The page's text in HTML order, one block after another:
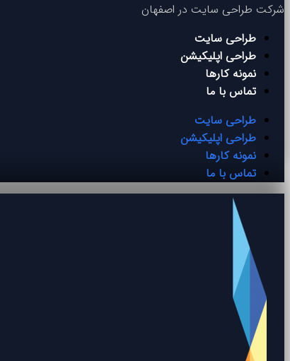
شرکت طراحی سایت در اصفهان
طراحی سایت
طراحی اپلیکیشن
نمونه کارها
تماس با ما
طراحی سایت
طراحی اپلیکیشن
نمونه کارها
تماس با ما